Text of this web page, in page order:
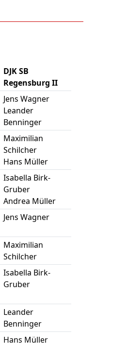
DJK SB
Regensburg II
Jens Wagner
Leander
Benninger
Maximilian
Schilcher
Hans Müller
Isabella Birk-
Gruber
Andrea Müller
Jens Wagner
Maximilian
Schilcher
Isabella Birk-
Gruber
Leander
Benninger
Hans Müller